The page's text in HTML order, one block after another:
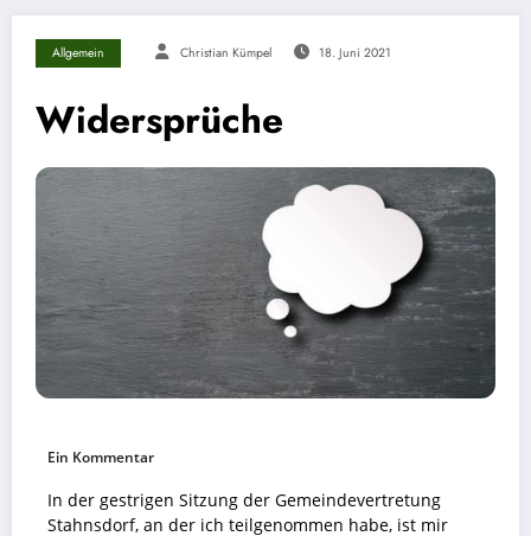
Allgemein Christian Kümpel 18. Juni 2021
Widersprüche
Ein Kommentar
In der gestrigen Sitzung der Gemeindevertretung
Stahnsdorf, an der ich teilgenommen habe, ist mir